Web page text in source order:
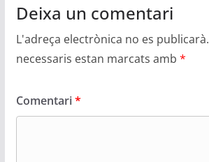
Deixa un comentari
L'adreça electrònica no es publicarà.
necessaris estan marcats amb *
Comentari*